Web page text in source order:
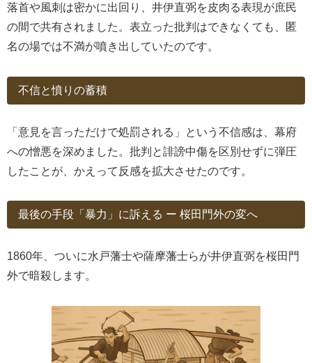
落首や風刺は密かに出回り、井伊直弼を皮肉る表現が庶民
の間で共有されました。表立った批判はできなくても、匿
名の場では不満が噴き出していたのです。
不信と憤りの蓄積
「意見を言っただけで処罰される」という不信感は、幕府
への憎悪を深めました。批判と誹謗中傷を区別せずに弾圧
したことが、かえって反感を拡大させたのです。
最後の手段「暴力」に訴える ー 桜田門外の変へ
1860年、ついに水戸藩士や薩摩藩士らが井伊直弼を桜田門
外で暗殺します。